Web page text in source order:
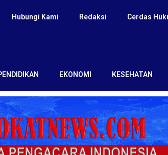
Hubungi Kami Redaksi Cerdas
EKONOMI KESEHATAN